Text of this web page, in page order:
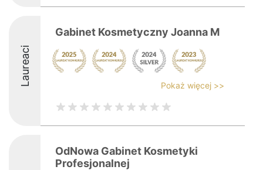
Laureaci
Gabinet Kosmetyczny Joanna M
Pokaż więcej >>
OdNowa Gabinet Kosmetyki
Profesjonalnej